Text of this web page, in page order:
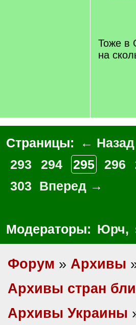
Тоже в
на
Страницы: ← Назад
293
294 295 296
303
Вперед →
Модераторы: Юрч,
Форум » Архивы
Архивы стран
Архивы Украины